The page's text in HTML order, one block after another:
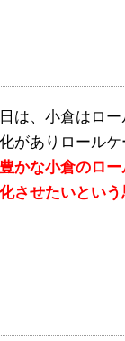
は、小倉はロ
がありロール
かな小倉のロー
させたいとい